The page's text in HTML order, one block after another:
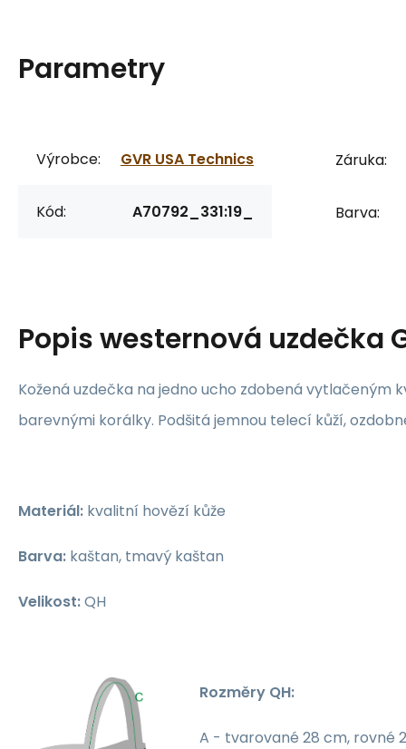
Parametry
Výrobce: GVR USA Technics
Kód: A70792_331:19_
Záruka:
Barva:
Popiswesternová uzdečka
Kožená uzdečka na jedno ucho zdobená vytlačeným
barevnými korálky. Podšitá jemnou telecí kůží,
Materiál: kvalitní hovězí kůže
Barva: kaštan, tmavý kaštan
Velikost:QH
Rozměry QH:
A - tvarované 28 cm, rovné